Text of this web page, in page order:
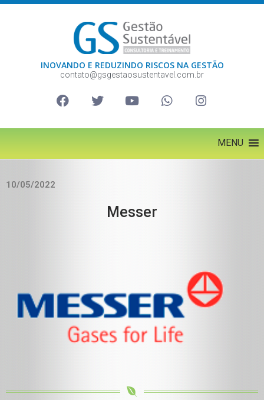
INOVANDO E REDUZINDO RISCOS NA GESTÃO
contato@gsgestaosustentavel.com.br
MENU
10/05/2022
Messer